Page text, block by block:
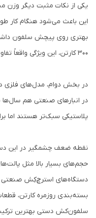
یکی از نکات مثبت دیگر وزن
این باعث می‌شود هنگام کار
۳۰۰ کارتن، این ویژگی واقعاً تفاوت ایجاد می‌کند.
در بخش دوام، مدل‌های فلزی
در انبارهای صنعتی هم
پلاستیکی سبک‌تر هستند اما
نقطه ضعف چشمگیر در این
حجم‌های بسیار بالا مثل
دستگاه‌های استرچ‌کِش صنعتی
بسته‌بندی روزمره کارتن،
سلفون‌کش دستی بهترین